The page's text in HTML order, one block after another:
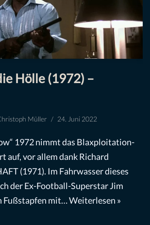
Hölle (1972) –
Müller 24. Juni 2022
1972 nimmt das Blaxploitation-
auf, vor allem dank Richard
(1971). Im Fahrwasser dieses
der Ex-Football-Superstar Jim
Fußstapfen mit…Weiterlesen »